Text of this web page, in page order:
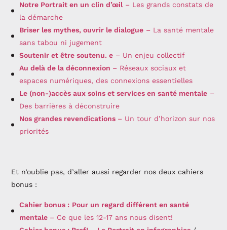
Notre Portrait en un clin d’œil– Les grands constats de
la démarche
Briser les mythes, ouvrir le dialogue – La santé mentale
sans tabou ni jugement
Soutenir et être soutenu. e – Un enjeu collectif
Au delà de la déconnexion – Réseaux sociaux et
espaces numériques, des connexions essentielles
Le (non-)accès aux soins et services en santé mentale –
Des barrières à déconstruire
Nos grandes revendications – Un tour d’horizon sur nos
priorités
Et n’oublie pas, d’aller aussi regarder nos deux cahiers
bonus :
Cahier bonus : Pour un regard différent en santé
mentale – Ce que les 12-17 ans nous disent!